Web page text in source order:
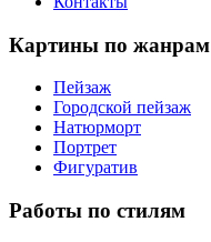
Картины по жанрам
Пейзаж
Городской пейзаж
Натюрморт
Портрет
Фигуратив
Работы по стилям